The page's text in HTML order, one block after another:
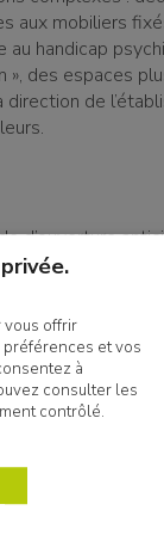
aux mobiliers
handicap
», des espaces
direction de
d’ouverture
cette belle
à Amour-
congé maternité
vous offrir
et vos
à
consulter les
contrôlé.